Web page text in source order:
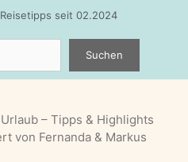
seit 02.2024
Suchen
– Tipps & Highlights
von Fernanda & Markus